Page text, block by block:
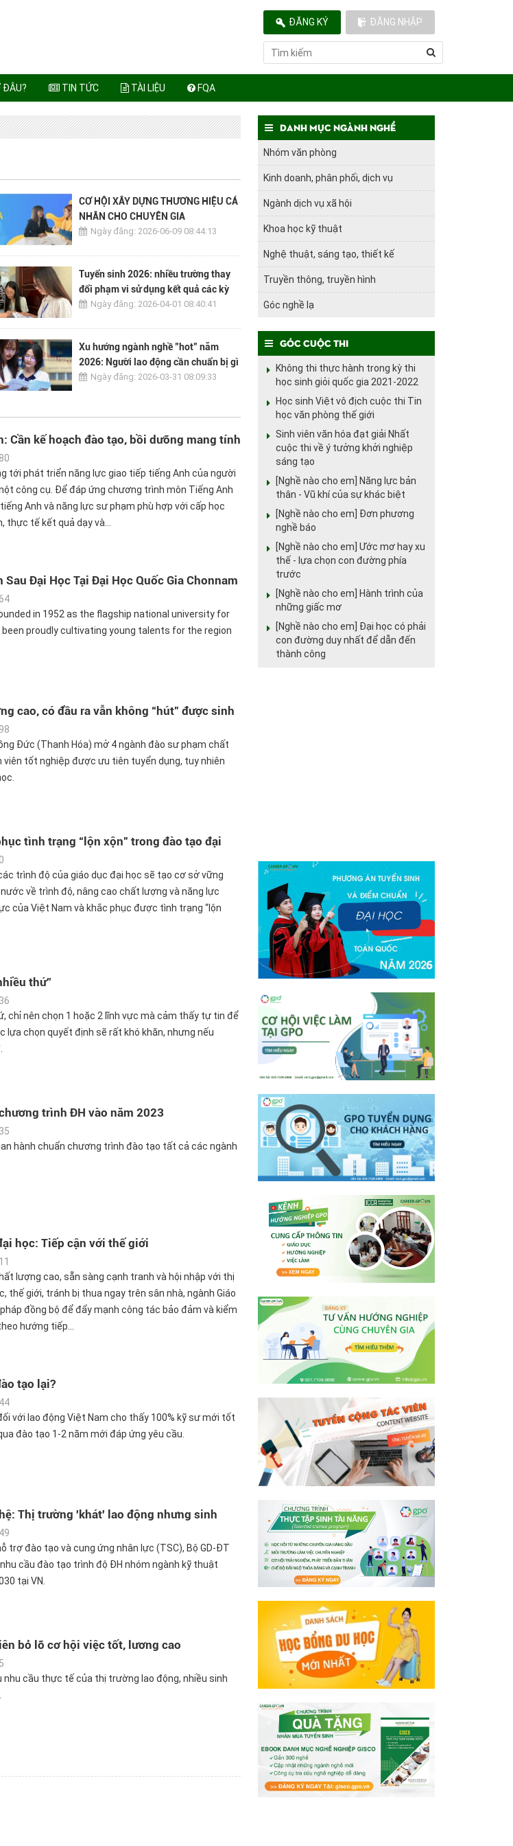
ĐĂNG KÝ ĐĂNG NHẬP
ĐÂU? TIN TỨC TÀI LIỆU FQA
CƠ HỘI XÂY DỰNG THƯƠNG HIỆU CÁ
NHÂN CHO CHUYÊN GIA
Ngày đăng: 2026-06-09 08:44:13
Tuyển sinh 2026: nhiều trường thay
đổi phạm vi sử dụng kết quả các kỳ
thi riêng
Ngày đăng: 2026-04-01 08:40:41
Xu hướng ngành nghề "hot" năm
2026: Người lao động cần chuẩn bị gì
để không bị tụt lại?
Ngày đăng: 2026-03-31 08:09:33
Cần kế hoạch đào tạo, bồi dưỡng mang tính
tới phát triển năng lực giao tiếp tiếng Anh của người
công cụ. Để đáp ứng chương trình môn Tiếng Anh
Anh và năng lực sư phạm phù hợp với cấp học
thực tế kết quả dạy và...
Sau Đại Học Tại Đại Học Quốc Gia Chonnam
in 1952 as the flagship national university for
proudly cultivating young talents for the region
cao, có đầu ra vẫn không “hút” được sinh
Đức (Thanh Hóa) mở 4 ngành đào sư phạm chất
viên tốt nghiệp được ưu tiên tuyển dụng, tuy nhiên
tình trạng “lộn xộn” trong đào tạo đại
trình độ của giáo dục đại học sẽ tạo cơ sở vững
về trình độ, nâng cao chất lượng và năng lực
của Việt Nam và khắc phục được tình trạng “lộn
thứ"
chỉ nên chọn 1 hoặc 2 lĩnh vực mà cảm thấy tự tin để
lựa chọn quyết định sẽ rất khó khăn, nhưng nếu
trình ĐH vào năm 2023
hành chuẩn chương trình đào tạo tất cả các ngành
học: Tiếp cận với thế giới
lượng cao, sẵn sàng cạnh tranh và hội nhập với thị
thế giới, tránh bị thua ngay trên sân nhà, ngành Giáo
đồng bộ để đẩy mạnh công tác bảo đảm và kiểm
hướng tiếp...
tạo lại?
với lao động Việt Nam cho thấy 100% kỹ sư mới tốt
đào tạo 1-2 năm mới đáp ứng yêu cầu.
Thị trường 'khát' lao động nhưng sinh
trợ đào tạo và cung ứng nhân lực (TSC), Bộ GD-ĐT
cầu đào tạo trình độ ĐH nhóm ngành kỹ thuật
tại VN.
bỏ lỡ cơ hội việc tốt, lương cao
nhu cầu thực tế của thị trường lao động, nhiều sinh
Danh mục ngành nghề
Nhóm văn phòng
Kinh doanh, phân phối, dịch vụ
Ngành dịch vụ xã hội
Khoa học kỹ thuật
Nghệ thuật, sáng tạo, thiết kế
Truyền thông, truyền hình
Góc nghề lạ
Góc cuộc thi
Không thi thực hành trong kỳ thi
học sinh giỏi quốc gia 2021-2022
Học sinh Việt vô địch cuộc thi Tin
học văn phòng thế giới
Sinh viên văn hóa đạt giải Nhất
cuộc thi về ý tưởng khởi nghiệp
sáng tạo
[Nghề nào cho em] Năng lực bản
thân - Vũ khí của sự khác biệt
[Nghề nào cho em] Đơn phương
nghề báo
[Nghề nào cho em] Ước mơ hay xu
thế - lựa chọn con đường phía
trước
[Nghề nào cho em] Hành trình của
những giấc mơ
[Nghề nào cho em] Đại học có phải
con đường duy nhất để dẫn đến
thành công